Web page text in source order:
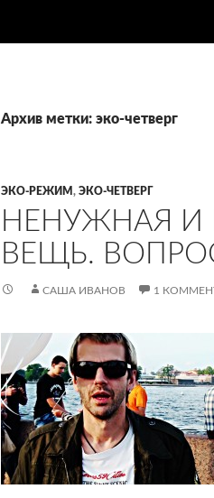
Архив метки: эко-четверг
ЭКО-РЕЖИМ , ЭКО-ЧЕТВЕРГ
НЕНУЖНАЯ И
ВЕЩЬ.
САША ИВАНОВ 1